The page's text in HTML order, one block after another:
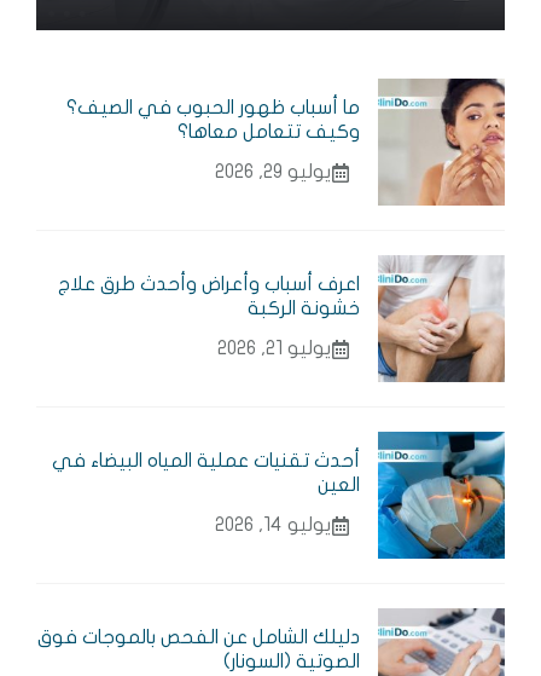
ما أسباب ظهور الحبوب في الصيف؟
وكيف تتعامل معاها؟
يوليو 29, 2026
اعرف أسباب وأعراض وأحدث طرق علاج
خشونة الركبة
يوليو 21, 2026
أحدث تقنيات عملية المياه البيضاء في
العين
يوليو 14, 2026
دليلك الشامل عن الفحص بالموجات فوق
الصوتية (السونار)